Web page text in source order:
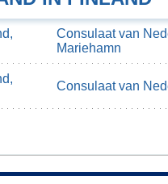
Consulaat van
Mariehamn
Consulaat van